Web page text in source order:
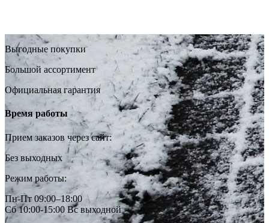
Выгодные покупки
Большой ассортимент
Официальная гарантия
Время работы
Прием заказов через сайт:
Без выходных
Режим работы:
Пн-Пт 09:00–18:00
Сб 10:00-15:00 Вс выходной